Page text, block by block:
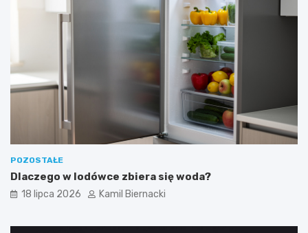
POZOSTAŁE
Dlaczego w lodówce zbiera się woda?
18 lipca 2026 Kamil Biernacki